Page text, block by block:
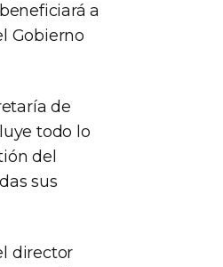
a
Gobierno
de
todo lo
del
sus
director